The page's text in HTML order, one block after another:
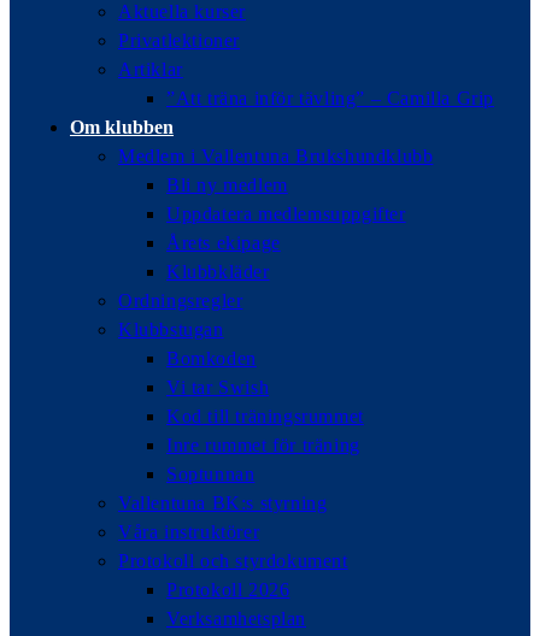
Aktuella kurser
Privatlektioner
Artiklar
”Att träna inför tävling” – Camilla Grip
Om klubben
Medlem i Vallentuna Brukshundklubb
Bli ny medlem
Uppdatera medlemsuppgifter
Årets ekipage
Klubbkläder
Ordningsregler
Klubbstugan
Bomkoden
Vi tar Swish
Kod till träningsrummet
Inre rummet för träning
Soptunnan
Vallentuna BK:s styrning
Våra instruktörer
Protokoll och styrdokument
Protokoll 2026
Verksamhetsplan